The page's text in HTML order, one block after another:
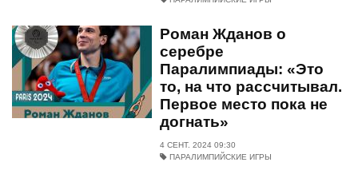
Роман Жданов о
серебре
Паралимпиады: «Это
то, на что рассчитывал.
Первое место пока не
догнать»
4 СЕНТ. 2024 09:30
ПАРАЛИМПИЙСКИЕ ИГРЫ